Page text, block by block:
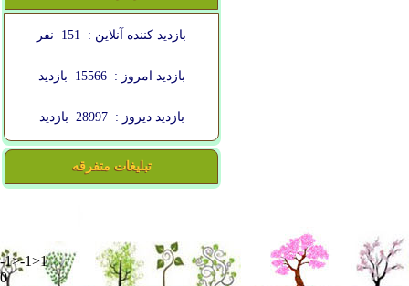
بازدید کننده آنلاین : 151 نفر
بازدید امروز : 15566 بازدید
بازدید دیروز : 28997 بازدید
تبلیغات متفرقه
-1>-1>1
0